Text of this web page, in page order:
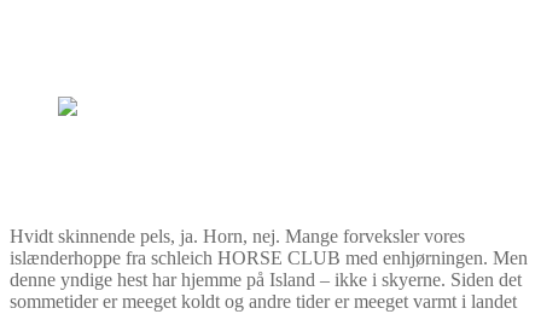
Hvidt skinnende pels, ja. Horn, nej. Mange forveksler vores
islænderhoppe fra schleich HORSE CLUB med enhjørningen. Men
denne yndige hest har hjemme på Island – ikke i skyerne. Siden det
sommetider er meeget koldt og andre tider er meeget varmt i landet